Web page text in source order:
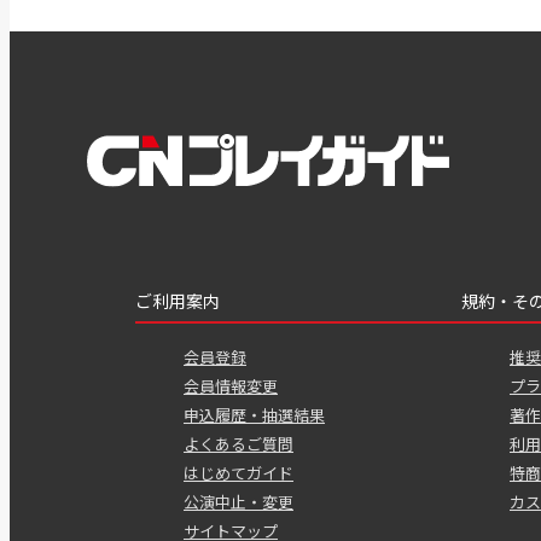
ご利用案内
会員登録
会員情報変更
申込履歴・抽選結果
よくあるご質問
はじめてガイド
公演中止・変更
サイトマップ
規約・そ
推
プ
著
利
特
カ